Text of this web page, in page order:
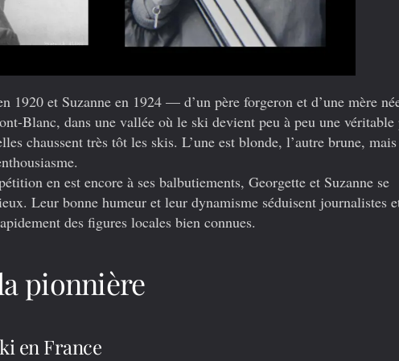
1920 et Suzanne en 1924 — d’un père forgeron et d’une mère
Blanc, dans une vallée où le ski devient peu à peu une véritable
chaussent très tôt les skis. L’une est blonde, l’autre brune,
en est encore à ses balbutiements, Georgette et Suzanne se
Leur bonne humeur et leur dynamisme séduisent journalistes
des figures locales bien connues.
pionnière
en France